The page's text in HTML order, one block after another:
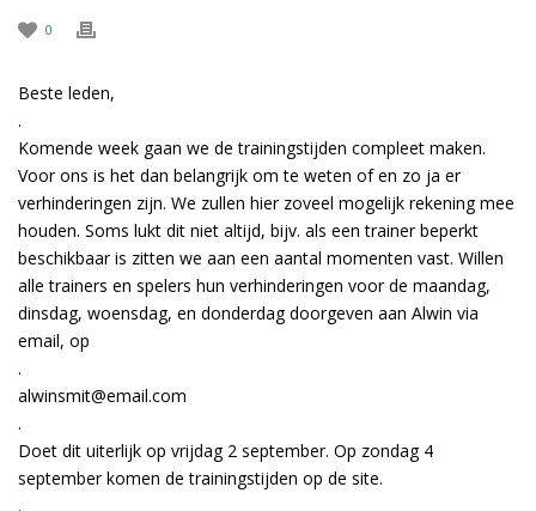
0
Beste leden,
.
Komende week gaan we de trainingstijden compleet maken.
Voor ons is het dan belangrijk om te weten of en zo ja er
verhinderingen zijn. We zullen hier zoveel mogelijk rekening mee
houden. Soms lukt dit niet altijd, bijv. als een trainer beperkt
beschikbaar is zitten we aan een aantal momenten vast. Willen
alle trainers en spelers hun verhinderingen voor de maandag,
dinsdag, woensdag, en donderdag doorgeven aan Alwin via
email, op
.
alwinsmit@email.com
.
Doet dit uiterlijk op vrijdag 2 september. Op zondag 4
september komen de trainingstijden op de site.
.